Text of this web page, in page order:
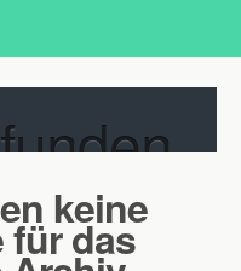
keine
für das